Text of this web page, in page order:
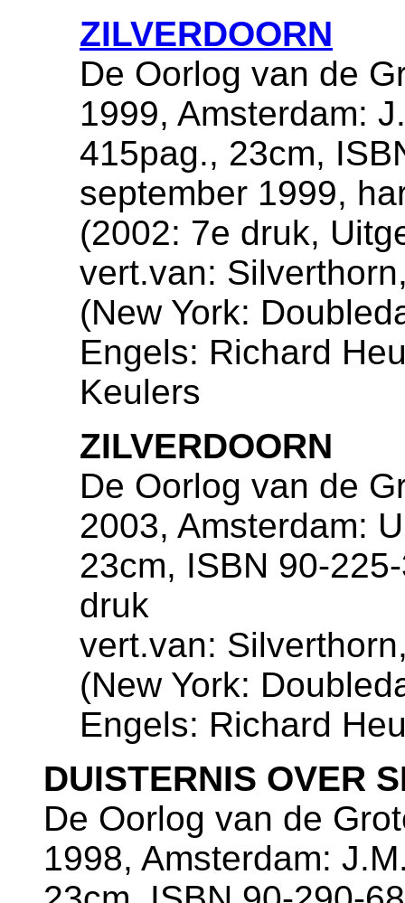
ZILVERDOORN
De Oorlog van de
1999, Amsterdam:
415pag., 23cm,
september 1999,
(2002: 7e druk,
vert.van:
(New York:
Engels: Richard
Keulers
ZILVERDOORN
De Oorlog van de
2003, Amsterdam:
23cm, ISBN 90-
druk
vert.van:
(New York:
Engels: Richard
DUISTERNIS OVER
De Oorlog van de
1998, Amsterdam: